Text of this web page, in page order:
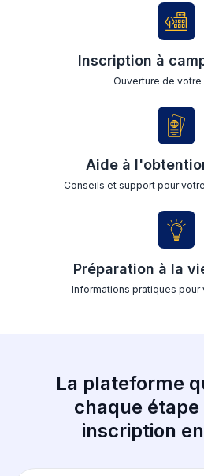
Inscription à
Ouverture de
Aide à
Conseils et support pour
Préparation à la
Informations pratiques pour
La plateforme
chaque
inscription